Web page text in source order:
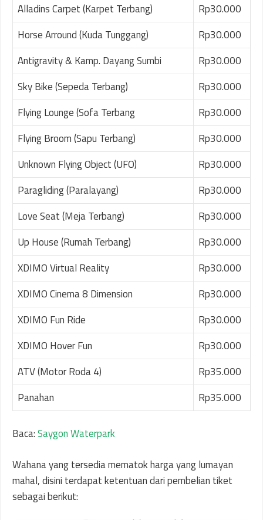
Alladins Carpet (Karpet Terbang)
Rp30.000
Horse Arround (Kuda Tunggang)
Rp30.000
Antigravity & Kamp. Dayang Sumbi
Rp30.000
Sky Bike (Sepeda Terbang)
Rp30.000
Flying Lounge (Sofa Terbang
Rp30.000
Flying Broom (Sapu Terbang)
Rp30.000
Unknown Flying Object (UFO)
Rp30.000
Paragliding (Paralayang)
Rp30.000
Love Seat (Meja Terbang)
Rp30.000
Up House (Rumah Terbang)
Rp30.000
XDIMO Virtual Reality
Rp30.000
XDIMO Cinema 8 Dimension
Rp30.000
XDIMO Fun Ride
Rp30.000
XDIMO Hover Fun
Rp30.000
ATV (Motor Roda 4)
Rp35.000
Panahan
Rp35.000
Baca:Saygon Waterpark
Wahana yang tersedia mematok harga yang lumayan
mahal, disini terdapat ketentuan dari pembelian tiket
sebagai berikut: